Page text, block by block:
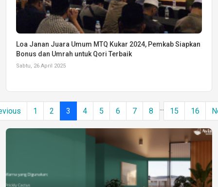
Loa Janan Juara Umum MTQ Kukar 2024, Pemkab Siapkan
Bonus dan Umrah untuk Qori Terbaik
Sabtu, 26 April 2025
1 2 3 4 5 6 7 8 ... 15 16